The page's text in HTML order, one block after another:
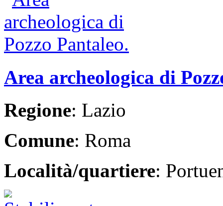
Area archeologica di
Regione: Lazio
Comune: Roma
Località/quartiere: